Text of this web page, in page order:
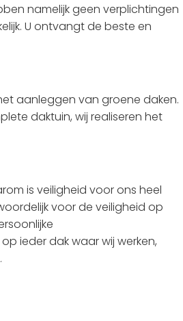
namelijk geen verplichtingen
U ontvangt de beste en
aanleggen van groene daken.
daktuin, wij realiseren het
is veiligheid voor ons heel
voor de veiligheid op
ieder dak waar wij werken,